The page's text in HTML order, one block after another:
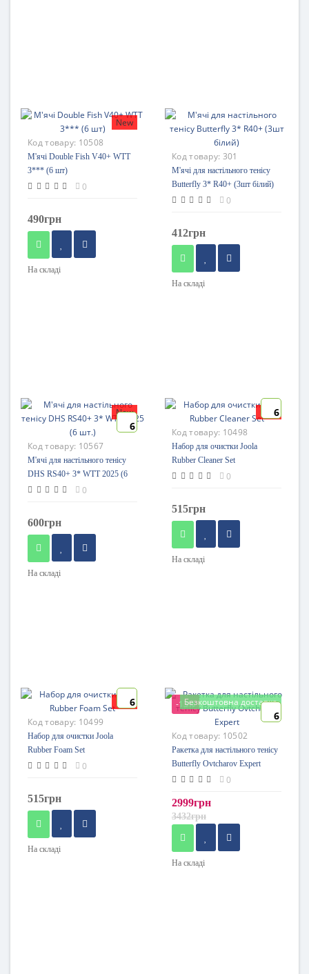
New
Код товару: 10508
М'ячі Double Fish V40+ WTT
3*** (6 шт)
0
490грн
На складі
Код товару: 301
М'ячі для настільного тенісу
Butterfly 3* R40+ (3шт білий)
0
412грн
На складі
New
6
Код товару: 10567
М'ячі для настільного тенісу
DHS RS40+ 3* WTT 2025 (6
шт.)
0
600грн
На складі
New6
Код товару: 10498
Набор для очистки Joola
Rubber Cleaner Set
0
515грн
На складі
New6
Код товару: 10499
Набор для очистки Joola
Rubber Foam Set
0
515грн
На складі
-13%Безкоштовна доставка
6
Код товару: 10502
Ракетка для настільного тенісу
Butterfly Ovtcharov Expert
0
2999грн
3432грн
На складі